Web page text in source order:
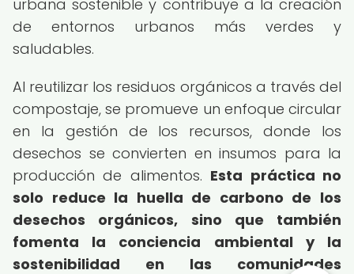
urbana sostenible y contribuye a la creación
de entornos urbanos más verdes y
saludables.
Al reutilizar los residuos orgánicos a través del
compostaje, se promueve un enfoque circular
en la gestión de los recursos, donde los
desechos se convierten en insumos para la
producción de alimentos. Esta práctica no
solo reduce la huella de carbono de los
desechos orgánicos, sino que también
fomenta la conciencia ambiental y la
sostenibilidad en las comunidades